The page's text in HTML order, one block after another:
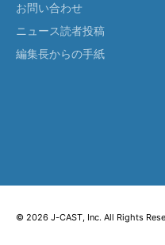
お問い合わせ
ニュース読者投稿
編集長からの手紙
© 2026 J-CAST, Inc. All Rights